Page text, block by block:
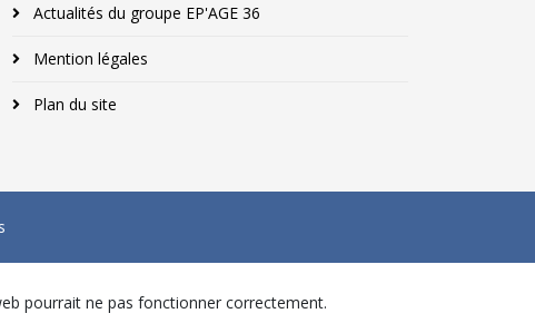
Actualités du groupe EP'AGE 36
Mention légales
Plan du site
pourrait ne pas fonctionner correctement.